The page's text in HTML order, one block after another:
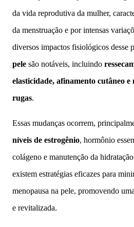
da vida reprodutiva da mulher,
da menstruação e por intensas
diversos impactos fisiológicos desse
pele são notáveis, incluindo
elasticidade, afinamento cutâneo e
rugas.
Essas mudanças ocorrem,
níveis de estrogênio, hormônio
colágeno e manutenção da
existem estratégias eficazes para
menopausa na pele, promovendo
e revitalizada.